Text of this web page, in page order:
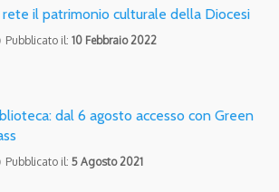
rete il patrimonio culturale della Diocesi
Pubblicato il: 10 Febbraio 2022
dal 6 agosto accesso con Green
Pubblicato il: 5 Agosto 2021